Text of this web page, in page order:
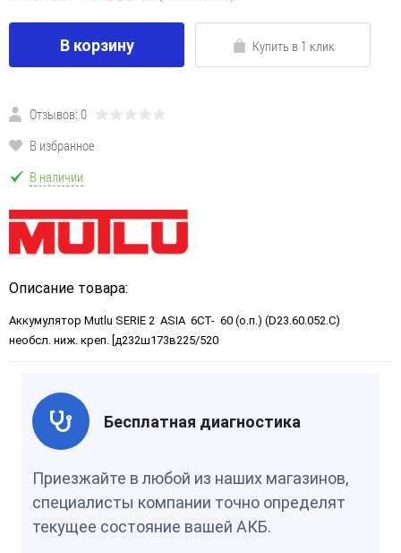
В корзину Купить в 1 клик
Отзывов: 0
В избранное
В наличии
Описание товара:
Аккумулятор Mutlu SERIE 2 ASIA 6CT- 60 (о.п.) (D23.60.052.C)
необсл. ниж. креп. [д232ш173в225/520
Бесплатная диагностика
Приезжайте в любой из наших магазинов,
специалисты компании точно определят
текущее состояние вашей АКБ.